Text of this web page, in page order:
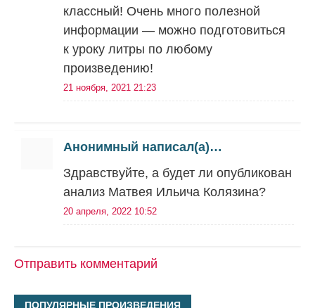
классный! Очень много полезной
информации — можно подготовиться
к уроку литры по любому
произведению!
21 ноября, 2021 21:23
Анонимный написал(а)…
Здравствуйте, а будет ли опубликован
анализ Матвея Ильича Колязина?
20 апреля, 2022 10:52
Отправить комментарий
ПОПУЛЯРНЫЕ ПРОИЗВЕДЕНИЯ